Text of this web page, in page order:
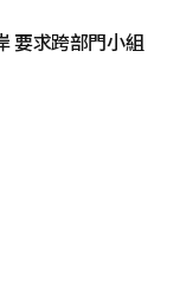
要求跨部門小組